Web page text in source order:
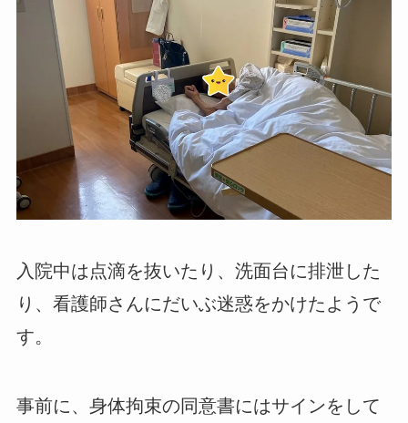
入院中は点滴を抜いたり、洗面台に排泄した
り、看護師さんにだいぶ迷惑をかけたようで
す。
事前に、身体拘束の同意書にはサインをして